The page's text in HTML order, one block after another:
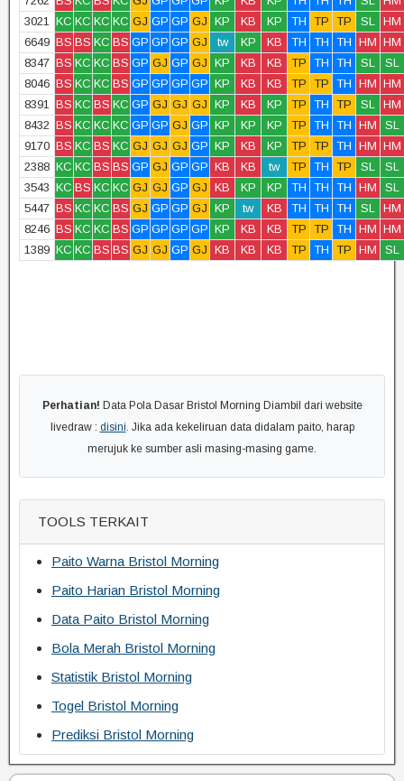
3021 KC KC KC KC GJ GP GP GJ KP KB KP TH TP TP SL HM
6649 BS BS KC BS GP GP GP GJ tw KP KB TH TH TH HM HM
8347 BS KC KC BS GP GJ GP GJ KP KB KB TP TH TH SL
SL
8046 BS KC KC BS GP GP GP GP KP KB KB TP TP TH HM HM
8391 BS KC BS KC GP GJ GJ GJ KP KB KP TP TH TP SL HM
8432 BS KC KC KC GP GP GJ GP KP KP KP TP TH TH HM
SL
9170 BS KC BS KC GJ GJ GJ GP KP KB KP TP TP TH HM HM
2388 KC KC BS BS GP GJ GP GP KB KB tw TP TH TP SL
SL
3543 KC BS KC KC GJ GJ GP GJ KB KP KP TH TH TH HM
SL
5447 BS KC KC BS GJ GP GP GJ KP tw KB TH TH TH SL HM
8246 BS KC KC BS GP GP GP GP KP KB KB TP TP TH HM HM
1389 KC KC BS BS GJ GJ GP GJ KB KB KB TP TH TP HM SL
Perhatian! Data Pola Dasar Bristol Morning Diambil dari website
livedraw : disini. Jika ada kekeliruan data didalam paito, harap
merujuk ke sumber asli masing-masing game.
TOOLS TERKAIT
Paito Warna Bristol Morning
Paito Harian Bristol Morning
Data Paito Bristol Morning
Bola Merah Bristol Morning
Statistik Bristol Morning
Togel Bristol Morning
Prediksi Bristol Morning